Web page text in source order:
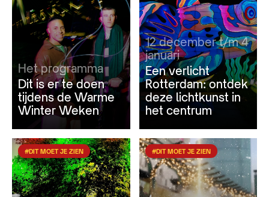
Het programma
Dit is er te doen
tijdens de Warme
Winter Weken
12 december t/m 4
januari
Een verlicht
Rotterdam: ontdek
deze lichtkunst in
het centrum
#DIT MOET JE ZIEN #DIT MOET JE ZIEN